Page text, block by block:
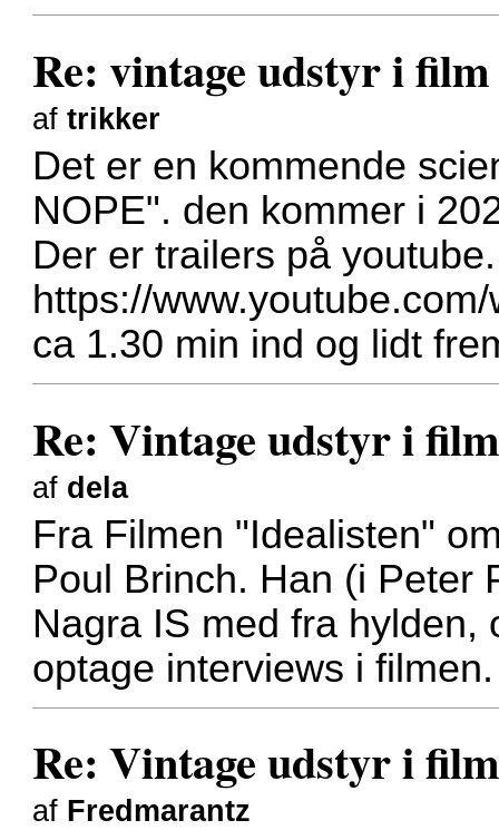
Re: vintage udstyr i film
aftrikker
Det er en kommende
NOPE". den kommer i
Der er trailers på youtube.
https://
ca 1.30 min ind og lidt
Re: Vintage udstyr i
af dela
Fra Filmen "Idealisten"
Poul Brinch. Han (i Peter
Nagra IS med fra hylden,
optage interviews i
Re: Vintage udstyr i
af Fredmarantz